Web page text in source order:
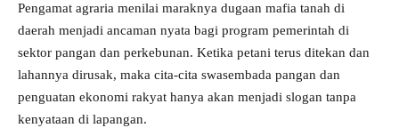
Pengamat agraria menilai maraknya dugaan mafia tanah di
daerah menjadi ancaman nyata bagi program pemerintah di
sektor pangan dan perkebunan. Ketika petani terus ditekan dan
lahannya dirusak, maka cita-cita swasembada pangan dan
penguatan ekonomi rakyat hanya akan menjadi slogan tanpa
kenyataan di lapangan.